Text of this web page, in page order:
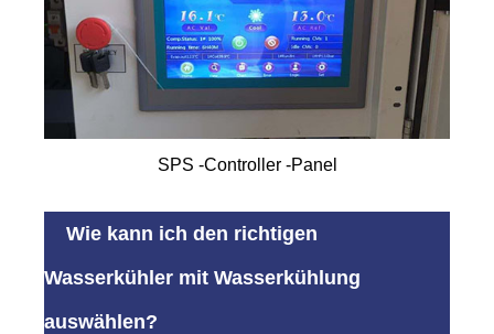
SPS -Controller -Panel
Wie kann ich den richtigen
Wasserkühler mit Wasserkühlung
auswählen?